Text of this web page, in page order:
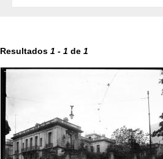
Resultados 1 - 1 de 1